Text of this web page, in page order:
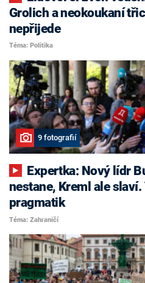
Grolich a neokoukaní
nepřijede
Téma: Politika
9 fotografií
nestane, Kreml ale slaví.
pragmatik
Téma: Zahraničí